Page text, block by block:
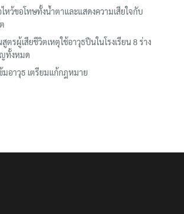
ไหว้ขอโทษทั้งน้ำตาและแสดงความเสียใจกับ
ตรผู้เสียชีวิตเหตุใช้อาวุธปืนในโรงเรียน 8 ร่าง
ทั้งหมด
มอาวุธ เตรียมแก้กฎหมาย